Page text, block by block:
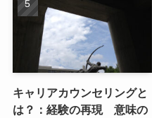
キャリアカウンセリングと
は？：経験の再現 意味の